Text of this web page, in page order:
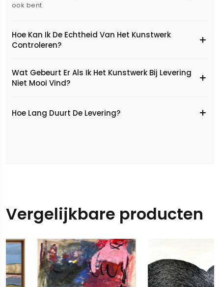
ook bent.
Hoe Kan Ik De Echtheid Van Het Kunstwerk
Controleren?
Wat Gebeurt Er Als Ik Het Kunstwerk Bij Levering
Niet Mooi Vind?
Hoe Lang Duurt De Levering?
Vergelijkbare producten